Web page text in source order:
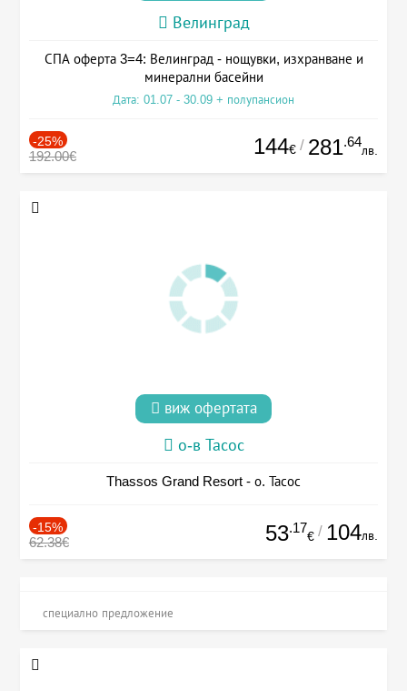
Велинград
СПА оферта 3=4: Велинград - нощувки, изхранване и
минерални басейни
Дата: 01.07 - 30.09 + полупансион
-25%
192.00€ 144€ / 281.64
лв.
виж офертата
о-в Тасос
Thassos Grand Resort - о. Тасос
-15%
62.38€ 53.17
€ / 104лв.
специално предложение